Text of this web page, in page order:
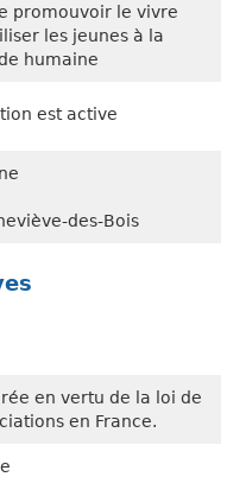
promouvoir le vivre
les jeunes à la
humaine
est active
des-Bois
en vertu de la loi de
en France.